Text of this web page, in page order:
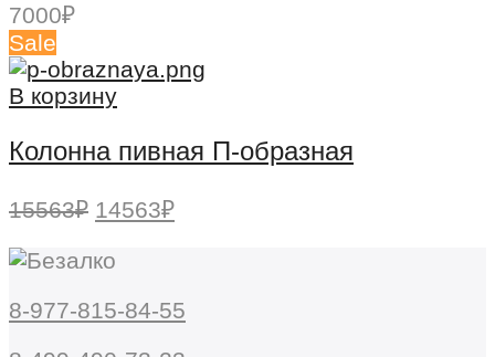
7000₽
Sale
В корзину
Колонна пивная П-образная
15563₽ Первоначальная
составляла
14563₽Текущая
8-977-815-84-55